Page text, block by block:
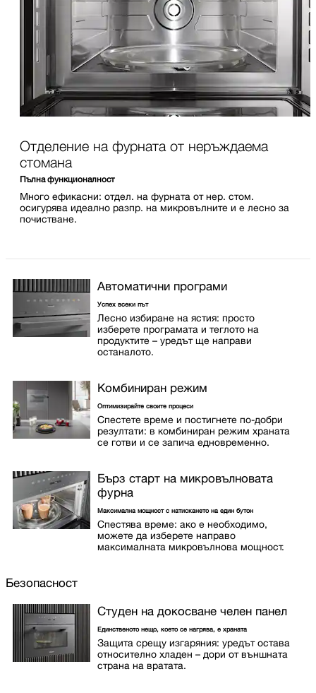
Отделение на фурната от неръждаема
стомана
Пълна функционалност
Много ефикасни: отдел. на фурната от нер. стом.
осигурява идеално разпр. на микровълните и е лесно за
почистване.
Автоматични програми
Успех всеки път
Лесно избиране на ястия: просто
изберете програмата и теглото на
продуктите – уредът ще направи
останалото.
Комбиниран режим
Оптимизирайте своите процеси
Спестете време и постигнете по-добри
резултати: в комбиниран режим храната
се готви и се запича едновременно.
Бърз старт на микровълновата
фурна
Максимална мощност с натискането на един бутон
Спестява време: ако е необходимо,
можете да изберете направо
максималната микровълнова мощност.
Безопасност
Студен на докосване челен панел
Единственото нещо, което се нагрява, е храната
Защита срещу изгаряния: уредът остава
относително хладен – дори от външната
страна на вратата.